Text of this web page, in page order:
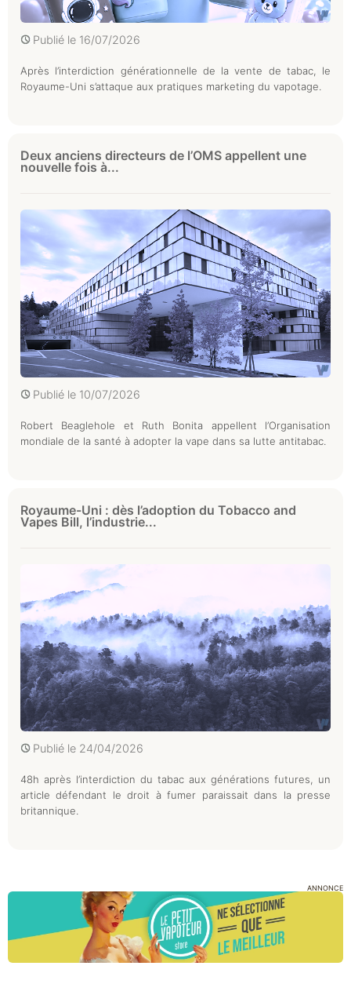
Publié le 16/07/2026
Après l’interdiction générationnelle de la vente de tabac, le
Royaume-Uni s’attaque aux pratiques marketing du vapotage.
Deux anciens directeurs de l’OMS appellent une
nouvelle fois à...
Publié le 10/07/2026
Robert Beaglehole et Ruth Bonita appellent l’Organisation
mondiale de la santé à adopter la vape dans sa lutte antitabac.
Royaume-Uni : dès l’adoption du Tobacco and
Vapes Bill, l’industrie...
Publié le 24/04/2026
48h après l’interdiction du tabac aux générations futures, un
article défendant le droit à fumer paraissait dans la presse
britannique.
ANNONCE